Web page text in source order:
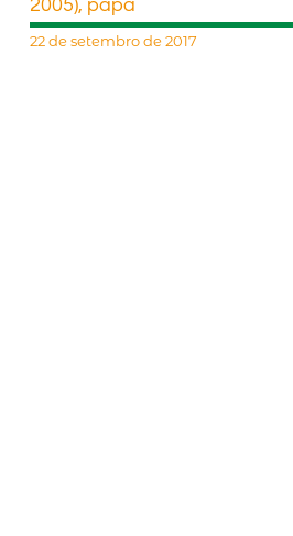
2005), papa
22 de setembro de 2017